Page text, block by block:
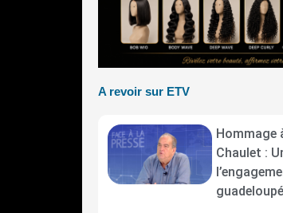
A revoir sur ETV
Hommage
Chaulet :